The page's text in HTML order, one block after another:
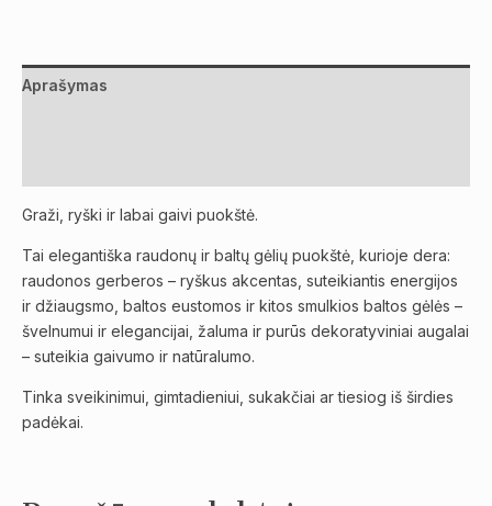
Aprašymas
Graži, ryški ir labai gaivi puokštė.
Tai elegantiška raudonų ir baltų gėlių puokštė, kurioje dera:
raudonos gerberos – ryškus akcentas, suteikiantis energijos
ir džiaugsmo, baltos eustomos ir kitos smulkios baltos gėlės –
švelnumui ir elegancijai, žaluma ir purūs dekoratyviniai augalai
– suteikia gaivumo ir natūralumo.
Tinka sveikinimui, gimtadieniui, sukakčiai ar tiesiog iš širdies
padėkai.